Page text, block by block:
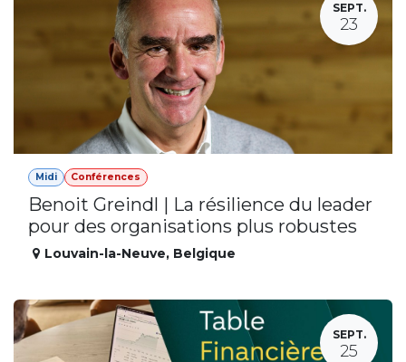
SEPT.
23
Midi Conférences
Benoit Greindl | La résilience du leader
pour des organisations plus robustes
Louvain-la-Neuve, Belgique
SEPT.
25